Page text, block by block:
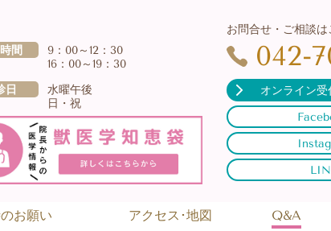
間
9：00～12：30
16：00～19：30
日
水曜午後
日・祝
お問合せ・ご相談は
042-
オンライン
お願い アクセス･地図 Q&A